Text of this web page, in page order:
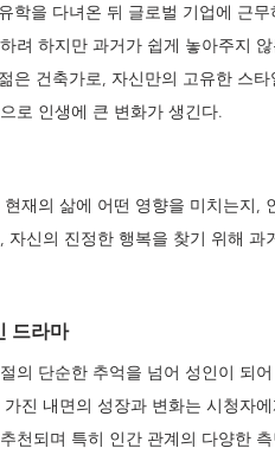
학을 다녀온 뒤 글로벌 기업에 근
려 하지만 과거가 쉽게 놓아주지
은 건축가로, 자신만의 고유한 스
로 인생에 큰 변화가 생긴다.
재의 삶에 어떤 영향을 미치는지,
자신의 진정한 행복을 찾기 위해
드라마
의 단순한 추억을 넘어 성인이 되
진 내면의 성장과 변화는 시청자
천되며 특히 인간 관계의 다양한